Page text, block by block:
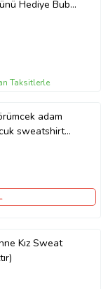
Hediye Bubu
Taksitlerle
adam
sweatshirt
Kız Sweat